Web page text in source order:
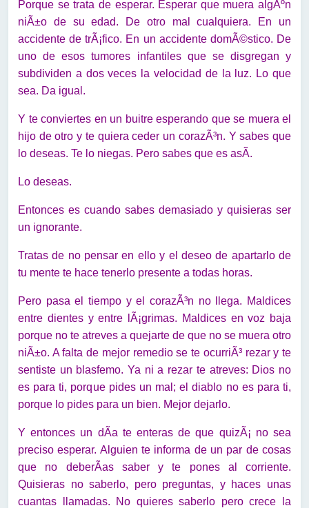
Porque se trata de esperar. Esperar que muera algÃºn
niÃ±o de su edad. De otro mal cualquiera. En un
accidente de trÃ¡fico. En un accidente domÃ©stico. De
uno de esos tumores infantiles que se disgregan y
subdividen a dos veces la velocidad de la luz. Lo que
sea. Da igual.
Y te conviertes en un buitre esperando que se muera el
hijo de otro y te quiera ceder un corazÃ³n. Y sabes que
lo deseas. Te lo niegas. Pero sabes que es asÃ­.
Lo deseas.
Entonces es cuando sabes demasiado y quisieras ser
un ignorante.
Tratas de no pensar en ello y el deseo de apartarlo de
tu mente te hace tenerlo presente a todas horas.
Pero pasa el tiempo y el corazÃ³n no llega. Maldices
entre dientes y entre lÃ¡grimas. Maldices en voz baja
porque no te atreves a quejarte de que no se muera otro
niÃ±o. A falta de mejor remedio se te ocurriÃ³ rezar y te
sentiste un blasfemo. Ya ni a rezar te atreves: Dios no
es para ti, porque pides un mal; el diablo no es para ti,
porque lo pides para un bien. Mejor dejarlo.
Y entonces un dÃ­a te enteras de que quizÃ¡ no sea
preciso esperar. Alguien te informa de un par de cosas
que no deberÃ­as saber y te pones al corriente.
Quisieras no saberlo, pero preguntas, y haces unas
cuantas llamadas. No quieres saberlo pero crece la